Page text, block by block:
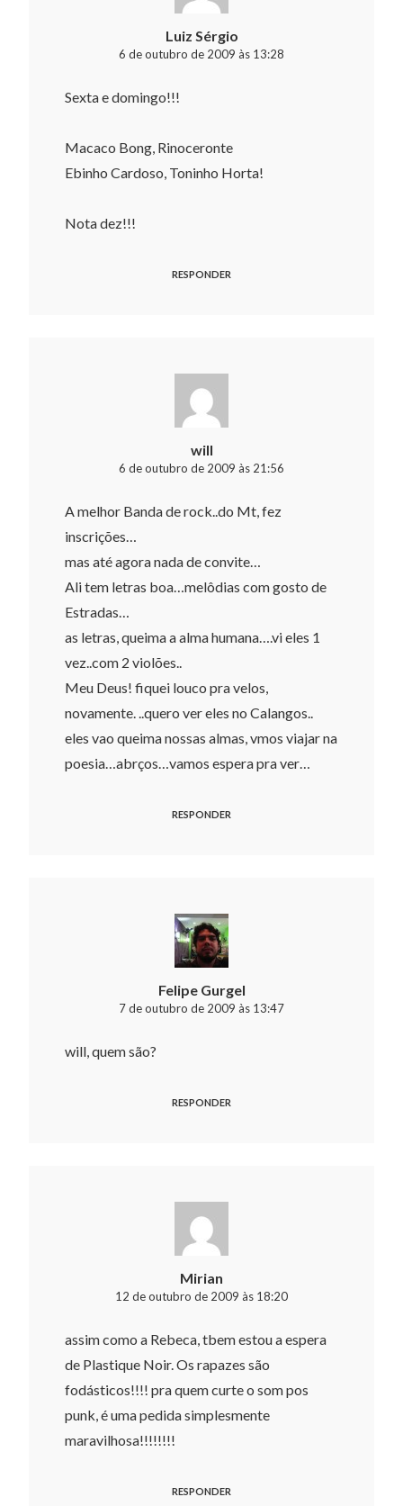
Luiz Sérgio
6 de outubro de 2009 às 13:28
Sexta e domingo!!!
Macaco Bong, Rinoceronte
Ebinho Cardoso, Toninho Horta!
Nota dez!!!
RESPONDER
will
6 de outubro de 2009 às 21:56
A melhor Banda de rock..do Mt, fez
inscrições…
mas até agora nada de convite…
Ali tem letras boa…melôdias com gosto de
Estradas…
as letras, queima a alma humana….vi eles 1
vez..com 2 violões..
Meu Deus! fiquei louco pra velos,
novamente. ..quero ver eles no Calangos..
eles vao queima nossas almas, vmos viajar na
poesia…abrços…vamos espera pra ver…
RESPONDER
Felipe Gurgel
7 de outubro de 2009 às 13:47
will, quem são?
RESPONDER
Mirian
12 de outubro de 2009 às 18:20
assim como a Rebeca, tbem estou a espera
de Plastique Noir. Os rapazes são
fodásticos!!!! pra quem curte o som pos
punk, é uma pedida simplesmente
maravilhosa!!!!!!!!
RESPONDER